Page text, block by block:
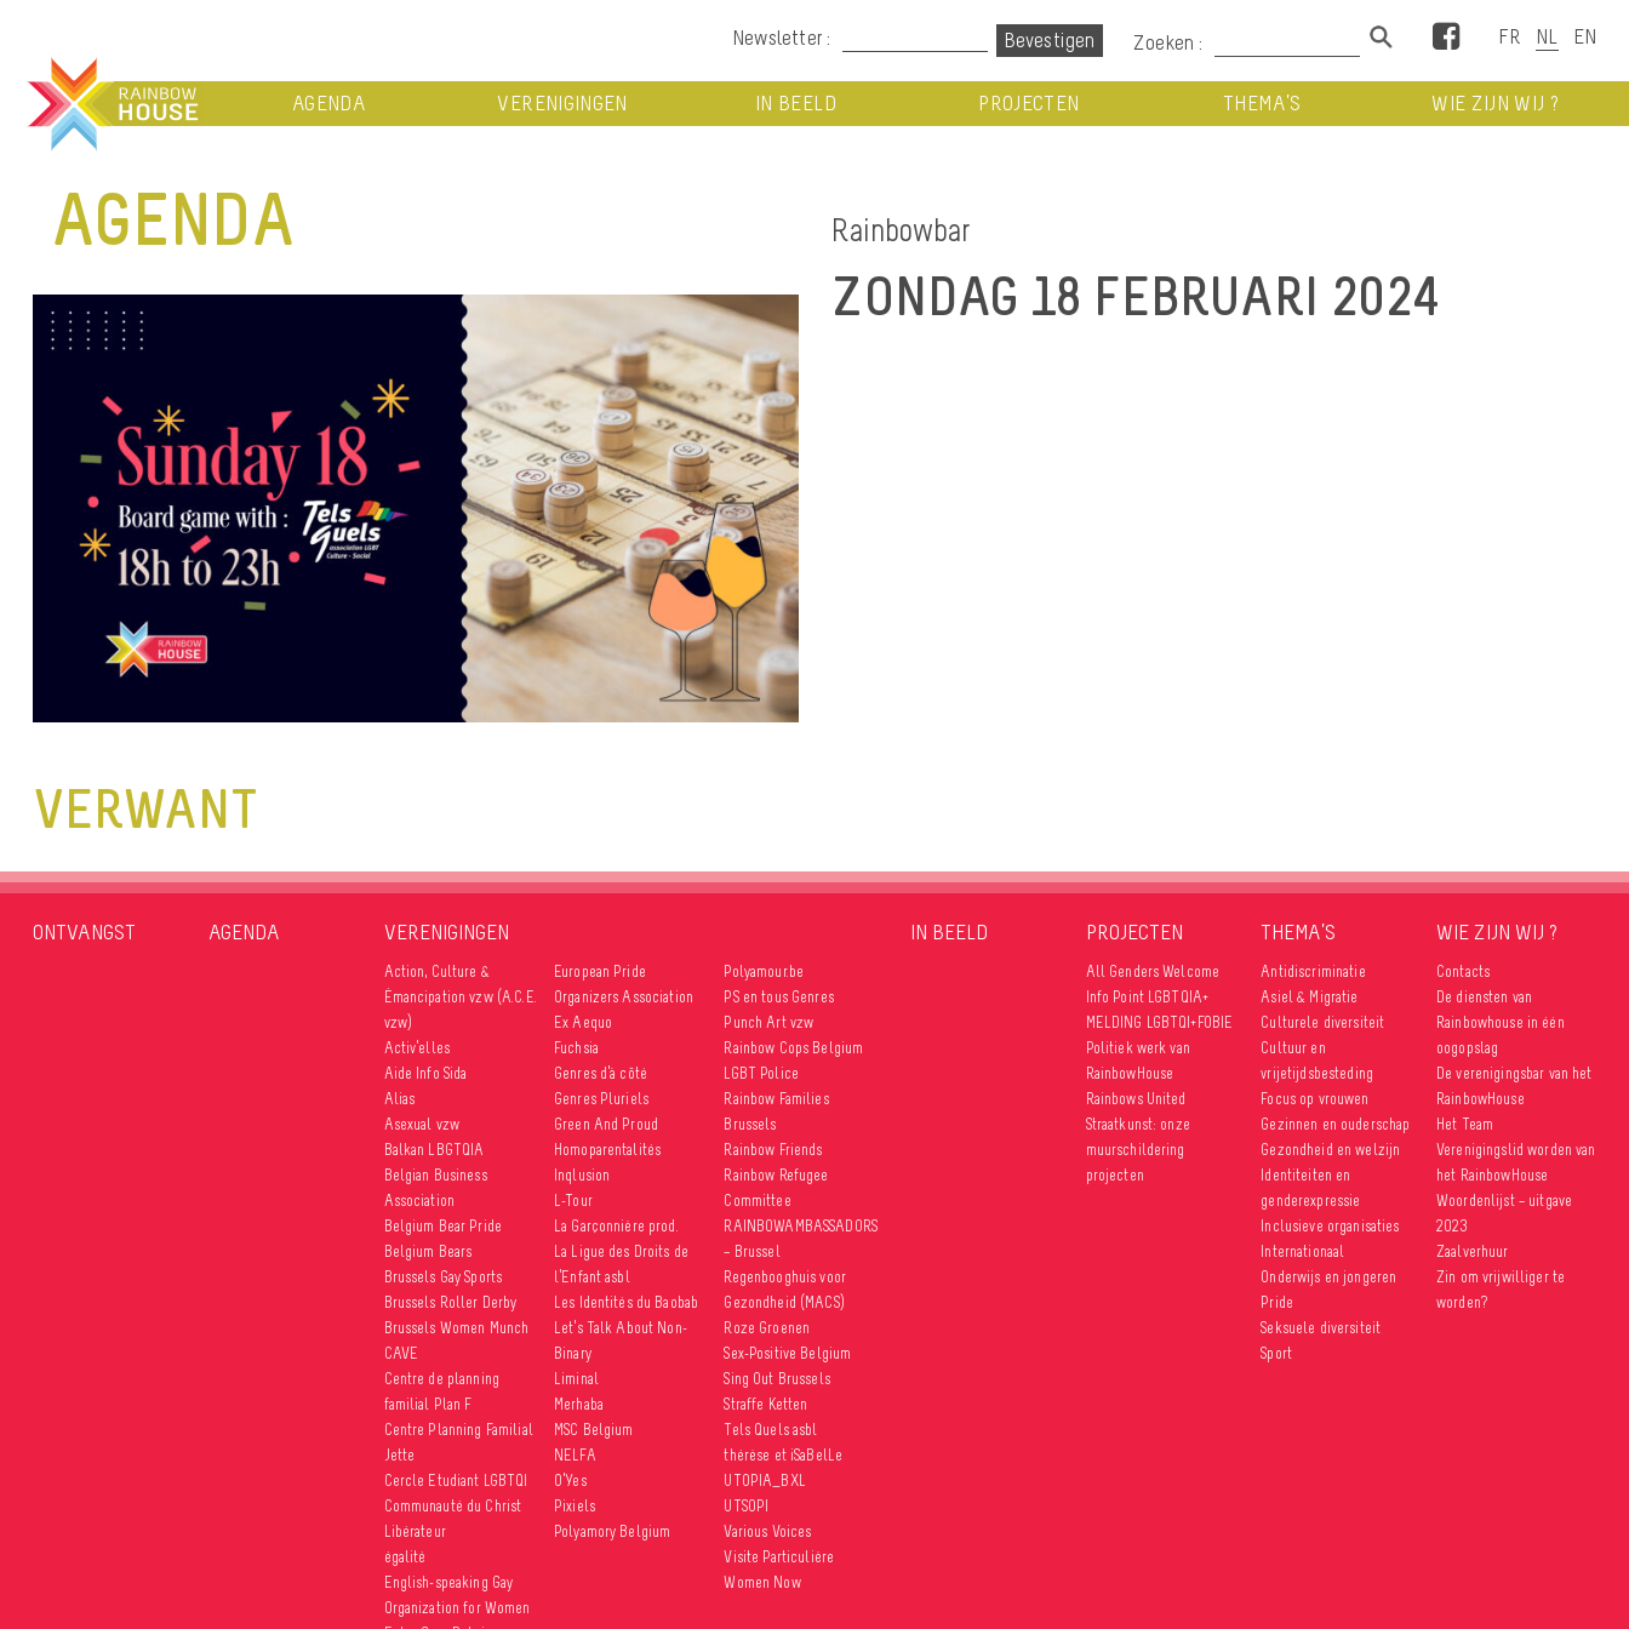
Newsletter : Zoeken : Facebook
AGENDA VERENIGINGEN IN BEELD PROJECTEN THEMA’S WIE ZIJN WIJ ?
AGENDA Rainbowbar
ZONDAG 18 FEBRUARI 2024
VERWANT
ONTVANGST AGENDA VERENIGINGEN
Action, Culture &
Émancipation vzw (A.C.E.
vzw)
Activ’elles
Aide Info Sida
Alias
Asexual vzw
Balkan LBGTQIA
Belgian Business
Association
Belgium Bear Pride
Belgium Bears
Brussels Gay Sports
Brussels Roller Derby
Brussels Women Munch
CAVE
Centre de planning
familial Plan F
Centre Planning Familial
Jette
Cercle Etudiant LGBTQI
Communauté du Christ
Libérateur
égalité
English-speaking Gay
Organization for Women
European Pride
Organizers Association
Ex Aequo
Fuchsia
Genres d’à côté
Genres Pluriels
Green And Proud
Homoparentalités
Inqlusion
L-Tour
La Garçonnière prod.
La Ligue des Droits de
l’Enfant asbl
Les Identités du Baobab
Let’s Talk About Non-
Binary
Liminal
Merhaba
MSC Belgium
NELFA
O’Yes
Pixiels
Polyamory Belgium
Polyamour.be
PS en tous Genres
Punch Art vzw
Rainbow Cops Belgium
LGBT Police
Rainbow Families
Brussels
Rainbow Friends
Rainbow Refugee
Committee
RAINBOWAMBASSADORS
– Brussel
Regenbooghuis voor
Gezondheid (MACS)
Roze Groenen
Sex-Positive Belgium
Sing Out Brussels
Straffe Ketten
Tels Quels asbl
thérèse et iSaBelLe
UTOPIA_BXL
UTSOPI
Various Voices
Visite Particulière
Women Now
IN BEELD PROJECTEN
All Genders Welcome
Info Point LGBTQIA+
MELDING LGBTQI+FOBIE
Politiek werk van
RainbowHouse
Rainbows United
Straatkunst: onze
muurschildering
projecten
THEMA’S
Antidiscriminatie
Asiel & Migratie
Culturele diversiteit
Cultuur en
vrijetijdsbesteding
Focus op vrouwen
Gezinnen en ouderschap
Gezondheid en welzijn
Identiteiten en
genderexpressie
Inclusieve organisaties
Internationaal
Onderwijs en jongeren
Pride
Seksuele diversiteit
Sport
WIE ZIJN WIJ ?
Contacts
De diensten van
Rainbowhouse in één
oogopslag
De verenigingsbar van het
RainbowHouse
Het Team
Verenigingslid worden van
het RainbowHouse
Woordenlijst – uitgave
2023
Zaalverhuur
Zin om vrijwilliger te
worden?